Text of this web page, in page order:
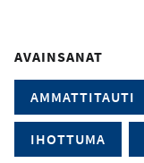
AVAINSANAT
AMMATTITAUTI
IHOTTUMA